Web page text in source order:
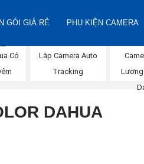
GÓI GIÁ RẺ PHỤ KIỆN CAMERA
Có
Lắp Camera Auto
Tracking
DAHUA